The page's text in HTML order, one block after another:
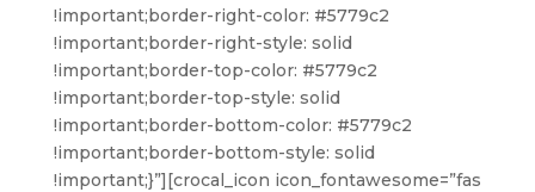
!important;border-right-color: #5779c2
!important;border-right-style: solid
!important;border-top-color: #5779c2
!important;border-top-style: solid
!important;border-bottom-color: #5779c2
!important;border-bottom-style: solid
!important;}”][crocal_icon icon_fontawesome=”fas